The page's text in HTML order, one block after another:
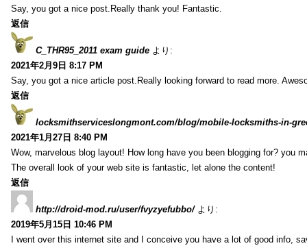
Say, you got a nice post.Really thank you! Fantastic.
返信
C_THR95_2011 exam guide より:
2021年2月9日 8:17 PM
Say, you got a nice article post.Really looking forward to read more.
返信
locksmithserviceslongmont.com/blog/mobile-locksmiths-in-
2021年1月27日 8:40 PM
Wow, marvelous blog layout! How long have you been blogging for? you
The overall look of your web site is fantastic, let alone the content!
返信
http://droid-mod.ru/user/fvyzyefubbo/ より:
2019年5月15日 10:46 PM
I went over this internet site and I conceive you have a lot of good info,